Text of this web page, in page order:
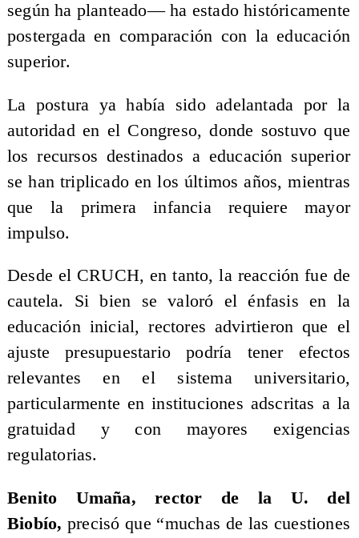
según ha planteado— ha estado históricamente
postergada en comparación con la educación
superior.
La postura ya había sido adelantada por la
autoridad en el Congreso, donde sostuvo que
los recursos destinados a educación superior
se han triplicado en los últimos años, mientras
que la primera infancia requiere mayor
impulso.
Desde el CRUCH, en tanto, la reacción fue de
cautela. Si bien se valoró el énfasis en la
educación inicial, rectores advirtieron que el
ajuste presupuestario podría tener efectos
relevantes en el sistema universitario,
particularmente en instituciones adscritas a la
gratuidad y con mayores exigencias
regulatorias.
Benito Umaña, rector de la U. del
Biobío, precisó que “muchas de las cuestiones